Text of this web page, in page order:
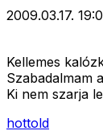
2009.03.17.
Kellemes
Szabadalmam
Ki nem szarja
hottold